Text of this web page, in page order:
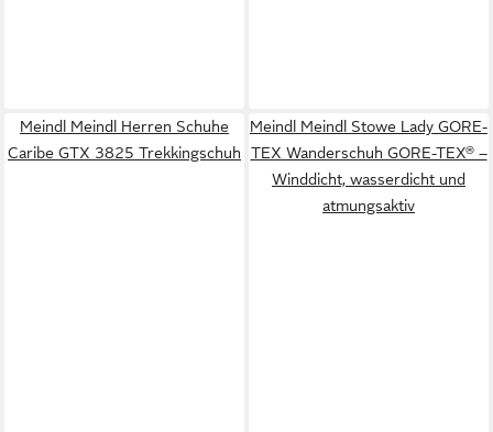
Meindl Meindl Herren Schuhe
Caribe GTX 3825 Trekkingschuh
Meindl Meindl Stowe Lady GORE-
TEX Wanderschuh GORE-TEX® –
Winddicht, wasserdicht und
atmungsaktiv